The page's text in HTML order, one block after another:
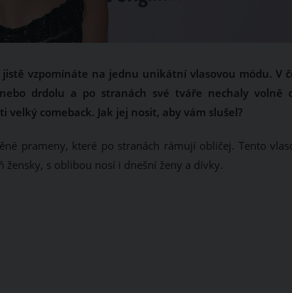
vzpomínáte na jednu unikátní vlasovou módu. V
drdolu a po stranách své tváře nechaly volně
comeback. Jak jej nosit, aby vám slušel?
prameny, které po stranách rámují obličej. Tento
s oblibou nosí i dnešní ženy a dívky.